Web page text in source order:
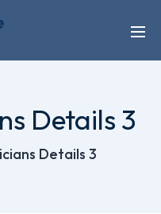
Details 3
Details 3